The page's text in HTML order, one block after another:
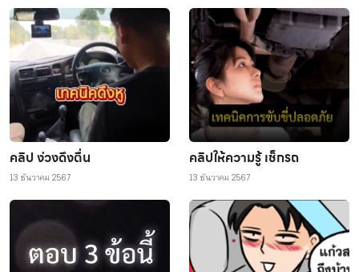
คลิป ง่วงดึงตื่น
13 ธันวาคม 2567
คลิปให้ความรู้ เช็กรถ
13 ธันวาคม 2567